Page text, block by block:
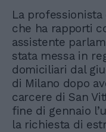
La
che ha rapporti
assistente
stata messa in
domiciliari dal
di Milano dopo
carcere di San
fine di gennaio
la richiesta di